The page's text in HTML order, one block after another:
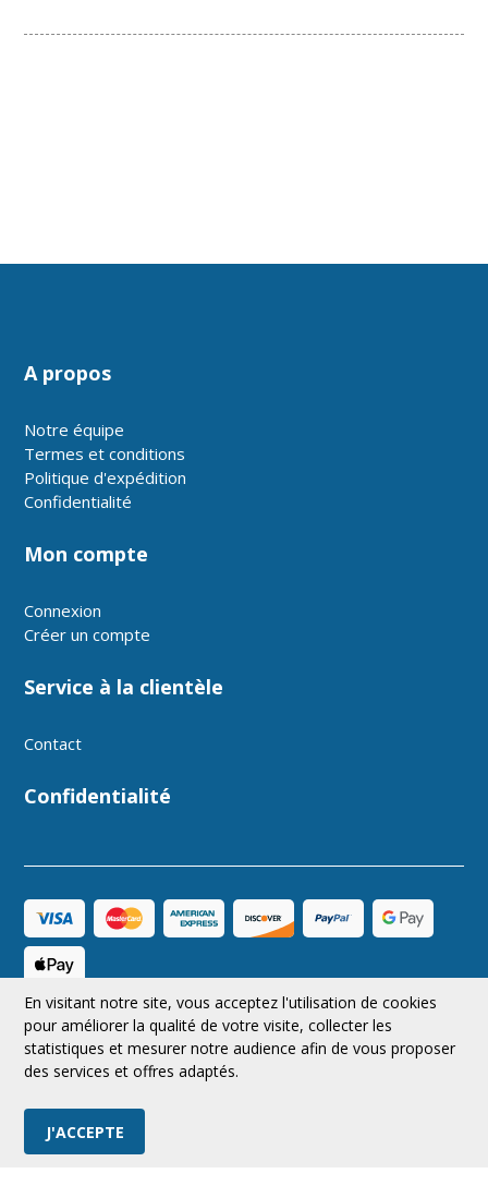
A propos
Notre équipe
Termes et conditions
Politique d'expédition
Confidentialité
Mon compte
Connexion
Créer un compte
Service à la clientèle
Contact
Confidentialité
Suivez-nous CAD
© 2026 MRAerodesign Tous droits réservés.
Boutique en ligne
En visitant notre site, vous acceptez l'utilisation de cookies
pour améliorer la qualité de votre visite, collecter les
statistiques et mesurer notre audience afin de vous proposer
des services et offres adaptés.
J'ACCEPTE